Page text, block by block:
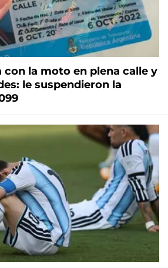
con la moto en plena calle y
le suspendieron la